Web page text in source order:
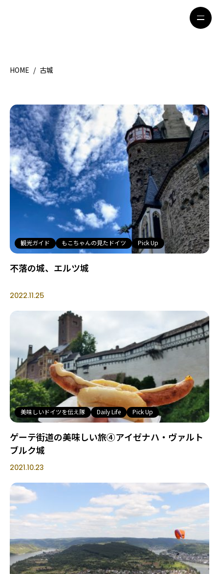
HOME
観光ガイド
留学＆キャリア
ライフスタイル
著者一覧
ライター募集
HOME / 古城
観光ガイド もこちゃんの見たドイツ Pick Up
不落の城、エルツ城
2022.11.25
美味しいドイツを伝え隊 Daily Life Pick Up
ゲーテ街道の美味しい旅④アイゼナハ・ヴァルト
ブルク城
2021.10.23